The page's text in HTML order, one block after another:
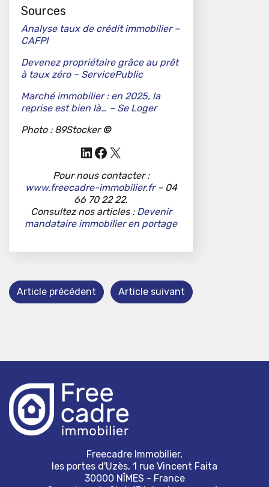
Sources
Analyse taux de crédit immobilier –
CAFPI
Devenez propriétaire grâce au prêt
à taux zéro – ServicePublic
Marché immobilier : en 2025, la
reprise est bien là… – Se Loger
Photo : 89Stocker ©
LinkedIn
Facebook
X
Pour nous contacter :
www.freecadre-immobilier.fr– 04
66 70 22 22.
Consultez nos articles : Devenir
mandataire immobilier en portage
Article précédent Article suivant
Freecadre Immobilier,
les portes d'Uzès, 1 rue Vincent Faita
30000 NÎMES - France